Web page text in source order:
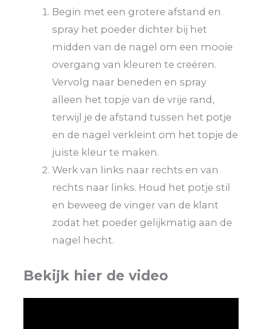
Begin met een grotere afstand en
spray het poeder dichter bij het
midden van de nagel om een mooie
overgang van kleuren te creëren.
Vervolg naar beneden en spray
alleen het topje van de vrije rand,
terwijl je de afstand tussen het potje
en de nagel verkleint om het topje de
juiste kleur te maken.
Werk van links naar rechts en van
rechts naar links. Houd het potje stil
en beweeg de vinger van de klant
zodat het poeder gelijkmatig aan de
nagel hecht.
Bekijk hier de video